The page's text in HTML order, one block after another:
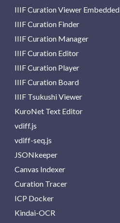
IIIF Curation Viewer Embedded
IIIF Curation Finder
IIIF Curation Manager
IIIF Curation Editor
IIIF Curation Player
IIIF Curation Board
IIIF Tsukushi Viewer
KuroNet Text Editor
vdiff.js
vdiff-seq.js
JSONkeeper
Canvas Indexer
Curation Tracer
ICP Docker
Kindai-OCR